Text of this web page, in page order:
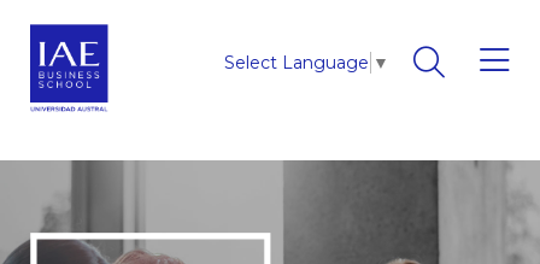
Select Language ▼